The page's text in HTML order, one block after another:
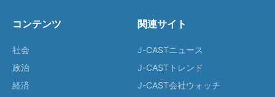
コンテンツ
社会
政治
経済
関連サイト
J-CASTニュース
J-CASTトレンド
J-CAST会社ウォッチ